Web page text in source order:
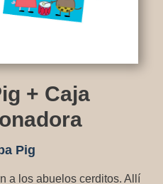
+ Caja
Pig
a los abuelos cerditos. Allí